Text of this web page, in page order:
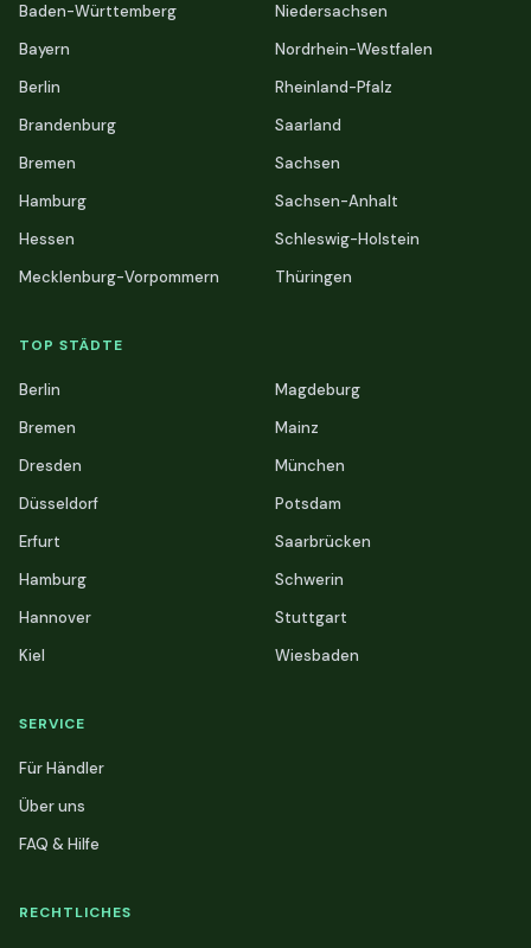
Baden-Württemberg
Bayern
Berlin
Brandenburg
Bremen
Hamburg
Hessen
Mecklenburg-Vorpommern
Niedersachsen
Nordrhein-Westfalen
Rheinland-Pfalz
Saarland
Sachsen
Sachsen-Anhalt
Schleswig-Holstein
Thüringen
TOP STÄDTE
Berlin
Bremen
Dresden
Düsseldorf
Erfurt
Hamburg
Hannover
Kiel
Magdeburg
Mainz
München
Potsdam
Saarbrücken
Schwerin
Stuttgart
Wiesbaden
SERVICE
Für Händler
Über uns
FAQ & Hilfe
RECHTLICHES